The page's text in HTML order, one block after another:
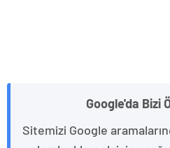
Google'da Bizi
Sitemizi Google